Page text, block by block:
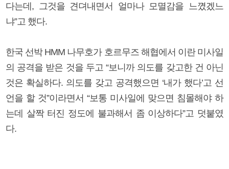
다는데, 그것을 견뎌내면서 얼마나 모멸감을 느꼈겠느
냐”고 했다.
한국 선박 HMM 나무호가 호르무즈 해협에서 이란 미사일
의 공격을 받은 것을 두고 “보니까 의도를 갖고한 건 아닌
것은 확실하다. 의도를 갖고 공격했으면 ‘내가 했다’고 선
언을 할 것”이라면서 “보통 미사일에 맞으면 침몰해야 하
는데 살짝 터진 정도에 불과해서 좀 이상하다”고 덧붙였
다.